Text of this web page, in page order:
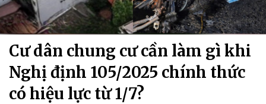
Cư dân chung cư cần làm gì khi
Nghị định 105/2025 chính thức
có hiệu lực từ 1/7?